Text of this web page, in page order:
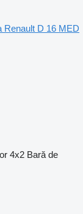
Renault D 16 MED
4x2 Bară de